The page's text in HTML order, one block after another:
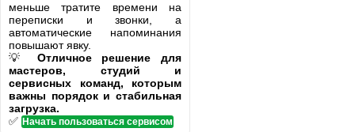
меньше тратите времени на
переписки и звонки, а
автоматические напоминания
повышают явку.
💡 Отличное решение для
мастеров, студий и
сервисных команд, которым
важны порядок и стабильная
загрузка.
✅ Начать пользоваться сервисом